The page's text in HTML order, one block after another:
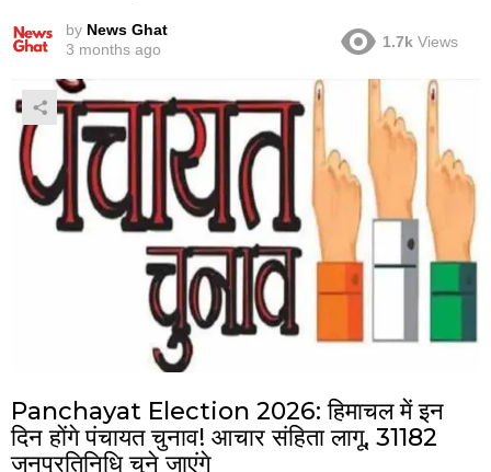
by News Ghat
3 months ago
1.7k Views
Panchayat Election 2026: हिमाचल में इन
दिन होंगे पंचायत चुनाव! आचार संहिता लागू, 31182
जनप्रतिनिधि चुने जाएंगे